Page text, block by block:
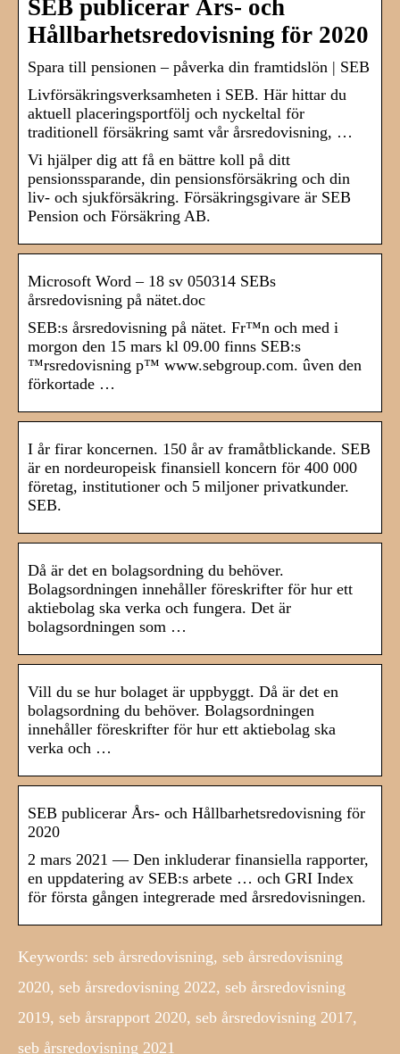
SEB publicerar Års- och
Hållbarhetsredovisning för 2020
Spara till pensionen – påverka din framtidslön | SEB
Livförsäkringsverksamheten i SEB. Här hittar du
aktuell placeringsportfölj och nyckeltal för
traditionell försäkring samt vår årsredovisning, …
Vi hjälper dig att få en bättre koll på ditt
pensionssparande, din pensionsförsäkring och din
liv- och sjukförsäkring. Försäkringsgivare är SEB
Pension och Försäkring AB.
Microsoft Word – 18 sv 050314 SEBs
årsredovisning på nätet.doc
SEB:s årsredovisning på nätet. Fr™n och med i
morgon den 15 mars kl 09.00 finns SEB:s
™rsredovisning p™ www.sebgroup.com. ûven den
förkortade …
I år firar koncernen. 150 år av framåtblickande. SEB
är en nordeuropeisk finansiell koncern för 400 000
företag, institutioner och 5 miljoner privatkunder.
SEB.
Då är det en bolagsordning du behöver.
Bolagsordningen innehåller föreskrifter för hur ett
aktiebolag ska verka och fungera. Det är
bolagsordningen som …
Vill du se hur bolaget är uppbyggt. Då är det en
bolagsordning du behöver. Bolagsordningen
innehåller föreskrifter för hur ett aktiebolag ska
verka och …
SEB publicerar Års- och Hållbarhetsredovisning för
2020
2 mars 2021 — Den inkluderar finansiella rapporter,
en uppdatering av SEB:s arbete … och GRI Index
för första gången integrerade med årsredovisningen.
Keywords: seb årsredovisning, seb årsredovisning
2020, seb årsredovisning 2022, seb årsredovisning
2019, seb årsrapport 2020, seb årsredovisning 2017,
seb årsredovisning 2021